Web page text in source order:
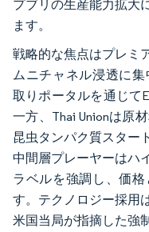
プブリの生産能力拡大
ます。
戦略的な焦点はプレミ
ムニチャネル浸透に
取りポータルを通じて
一方、Thai Unionは原
昆虫タンパク質スター
中間層プレーヤーはハ
ラベルを強調し、価
す。テクノロジー採用
米国当局が指摘した強